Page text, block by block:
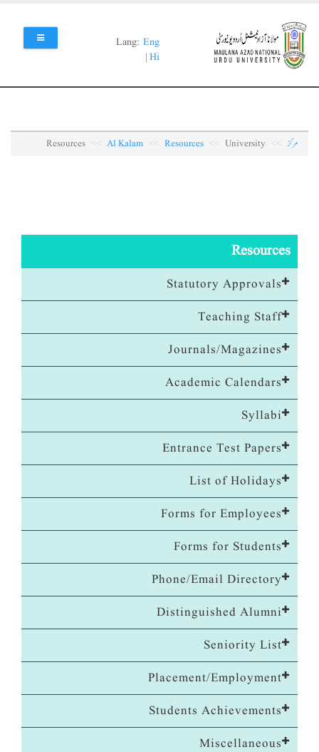
main
content
Lang: Eng
| Hi
مرکز Resources
Al Kalam
Resources
Statutory Approvals
Teaching Staff
Journals/Magazines
Academic Calendars
Syllabi
Entrance Test Papers
List of Holidays
Forms for Employees
Forms for Students
Phone/Email Directory
Distinguished Alumni
Seniority List
Placement/Employment
Students Achievements
Miscellaneous